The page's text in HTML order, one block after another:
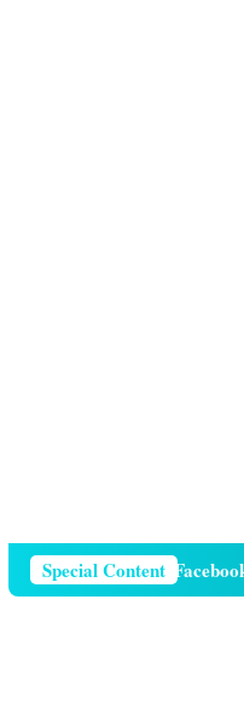
Special Content
Di Facebook